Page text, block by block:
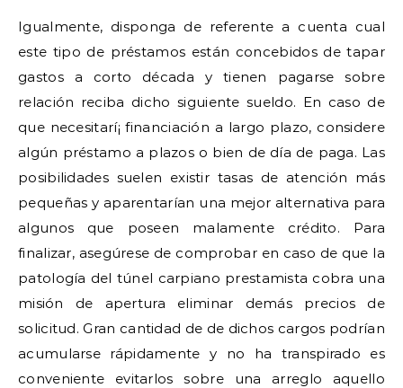
Igualmente, disponga de referente a cuenta cual
este tipo de préstamos están concebidos de tapar
gastos a corto década y tienen pagarse sobre
relación reciba dicho siguiente sueldo. En caso de
que necesitarí¡ financiación a largo plazo, considere
algún préstamo a plazos o bien de día de paga. Las
posibilidades suelen existir tasas de atención más
pequeñas y aparentarían una mejor alternativa para
algunos que poseen malamente crédito. Para
finalizar, asegúrese de comprobar en caso de que la
patologí­a del túnel carpiano prestamista cobra una
misión de apertura eliminar demás precios de
solicitud. Gran cantidad de de dichos cargos podrían
acumularse rápidamente y no ha transpirado es
conveniente evitarlos sobre una arreglo aquello